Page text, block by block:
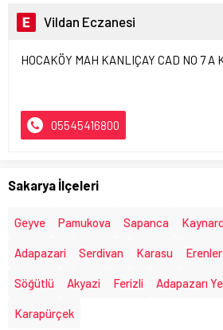
Vildan Eczanesi
HOCAKÖY MAH KANLIÇAY CAD NO 7 A
05545416800
Sakarya İlçeleri
Geyve Pamukova Sapanca
Adapazari Serdivan Karasu Erenler
Söğütlü Akyazi Ferizli Adapazarı
Karapürçek